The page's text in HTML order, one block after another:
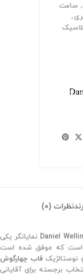
, ساعت
,
نظرات (0)
نمایانگر یکی
است که موفق شده است
نوستالژیک قاب چهارگوش
برجسته برای آقایانی